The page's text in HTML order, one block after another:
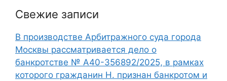
Свежие записи
В производстве Арбитражного суда города
Москвы рассматривается дело о
банкротстве № А40-356892/2025, в рамках
которого гражданин Н. признан банкротом и